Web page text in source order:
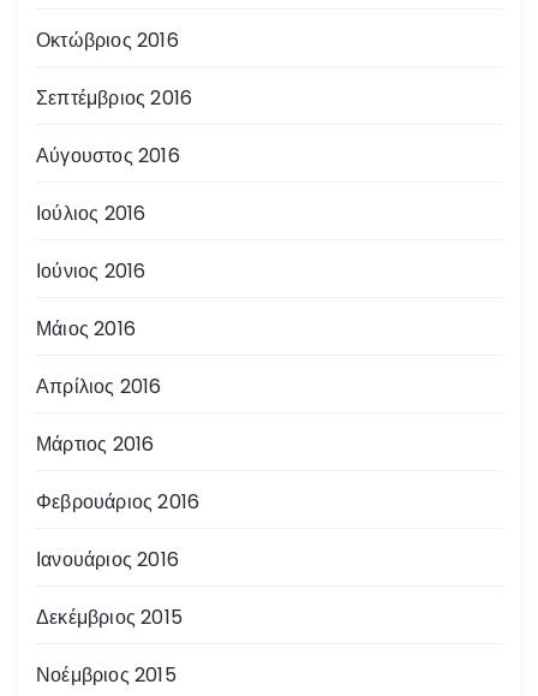
Οκτώβριος 2016
Σεπτέμβριος 2016
Αύγουστος 2016
Ιούλιος 2016
Ιούνιος 2016
Μάιος 2016
Απρίλιος 2016
Μάρτιος 2016
Φεβρουάριος 2016
Ιανουάριος 2016
Δεκέμβριος 2015
Νοέμβριος 2015